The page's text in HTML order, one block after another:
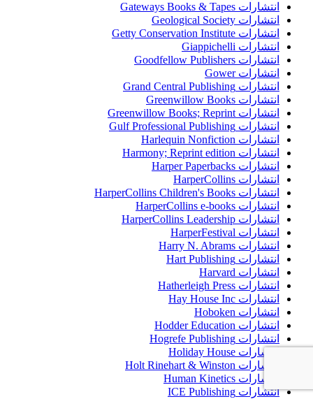
انتشارات Gateways Books & Tapes
انتشارات Geological Society
انتشارات Getty Conservation Institute
انتشارات Giappichelli
انتشارات Goodfellow Publishers
انتشارات Gower
انتشارات Grand Central Publishing
انتشارات Greenwillow Books
انتشارات Greenwillow Books; Reprint
انتشارات Gulf Professional Publishing
انتشارات Harlequin Nonfiction
انتشارات Harmony; Reprint edition
انتشارات Harper Paperbacks
انتشارات HarperCollins
انتشارات HarperCollins Children's Books
انتشارات HarperCollins e-books
انتشارات HarperCollins Leadership
انتشارات HarperFestival
انتشارات Harry N. Abrams
انتشارات Hart Publishing
انتشارات Harvard
انتشارات Hatherleigh Press
انتشارات Hay House Inc
انتشارات Hoboken
انتشارات Hodder Education
انتشارات Hogrefe Publishing
انتشارات Holiday House
انتشارات Holt Rinehart & Winston
انتشارات Human Kinetics
انتشارات ICE Publishing